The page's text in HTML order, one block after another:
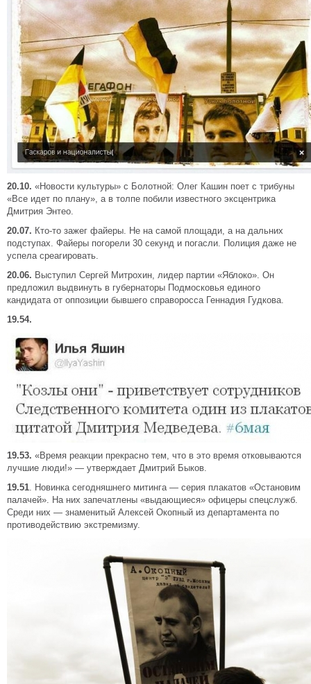
20.10. «Новости культуры» с Болотной: Олег Кашин поет с трибуны
«Все идет по плану», а в толпе побили известного эксцентрика
Дмитрия Энтео.
20.07. Кто-то зажег файеры. Не на самой площади, а на дальних
подступах. Файеры погорели 30 секунд и погасли. Полиция даже не
успела среагировать.
20.06. Выступил Сергей Митрохин, лидер партии «Яблоко». Он
предложил выдвинуть в губернаторы Подмосковья единого
кандидата от оппозиции бывшего справоросса Геннадия Гудкова.
19.54.
19.53. «Время реакции прекрасно тем, что в это время отковываются
лучшие люди!» — утверждает Дмитрий Быков.
19.51. Новинка сегодняшнего митинга — серия плакатов «Остановим
палачей». На них запечатлены «выдающиеся» офицеры спецслужб.
Среди них — знаменитый Алексей Окопный из департамента по
противодействию экстремизму.